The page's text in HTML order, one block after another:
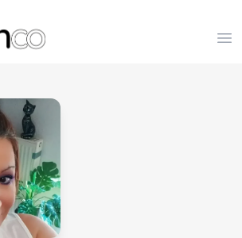
de Salons, Evénements et